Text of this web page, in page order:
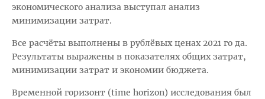
экономического анализа выступал анализ
минимизации затрат.
Все расчёты выполнены в рублёвых ценах 2021 го да.
Результаты выражены в показателях общих затрат,
минимизации затрат и экономии бюджета.
Временной горизонт (time horizon) исследования был